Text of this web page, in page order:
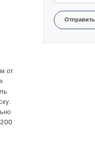
от
Отправить